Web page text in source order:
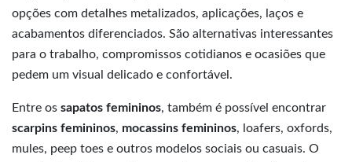
opções com detalhes metalizados, aplicações, laços e
acabamentos diferenciados. São alternativas interessantes
para o trabalho, compromissos cotidianos e ocasiões que
pedem um visual delicado e confortável.
Entre os sapatos femininos, também é possível encontrar
scarpins femininos, mocassins femininos, loafers, oxfords,
mules, peep toes e outros modelos sociais ou casuais. O